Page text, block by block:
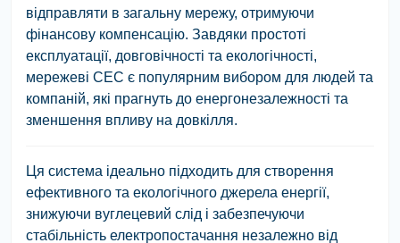
відправляти в загальну мережу, отримуючи
фінансову компенсацію. Завдяки простоті
експлуатації, довговічності та екологічності,
мережеві СЕС є популярним вибором для людей та
компаній, які прагнуть до енергонезалежності та
зменшення впливу на довкілля.
Ця система ідеально підходить для створення
ефективного та екологічного джерела енергії,
знижуючи вуглецевий слід і забезпечуючи
стабільність електропостачання незалежно від